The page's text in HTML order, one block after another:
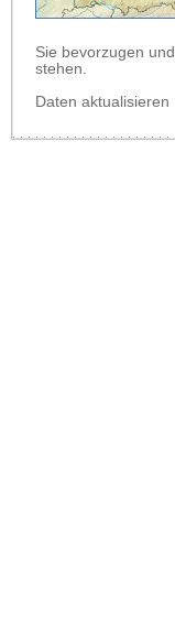
Sie bevorzugen
stehen.
Daten aktualisieren